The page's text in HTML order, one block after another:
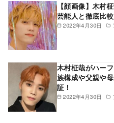
2022年4月30日
【顔画像】木村
芸能人と徹底比較
2022年4月30日
木村柾哉がハー
族構成や父親や
証！